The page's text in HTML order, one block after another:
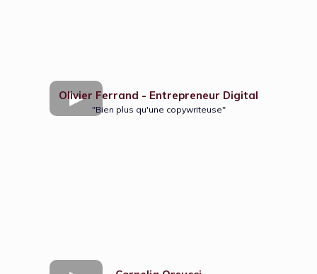
Olivier Ferrand - Entrepreneur Digital
"Bien plus qu'une copywriteuse"